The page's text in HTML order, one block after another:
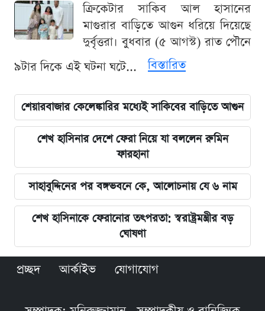
ক্রিকেটার সাকিব আল হাসানের
মাগুরার বাড়িতে আগুন ধরিয়ে দিয়েছে
দুর্বৃত্তরা। বুধবার (৫ আগস্ট) রাত পৌনে
৯টার দিকে এই ঘটনা ঘটে...
বিস্তারিত
শেয়ারবাজার কেলেঙ্কারির মধ্যেই সাকিবের বাড়িতে আগুন
শেখ হাসিনার দেশে ফেরা নিয়ে যা বললেন রুমিন
ফারহানা
সাহাবুদ্দিনের পর বঙ্গভবনে কে, আলোচনায় যে ৬ নাম
শেখ হাসিনাকে ফেরানোর তৎপরতা: স্বরাষ্ট্রমন্ত্রীর বড়
ঘোষণা
প্রচ্ছদ আর্কাইভ যোগাযোগ